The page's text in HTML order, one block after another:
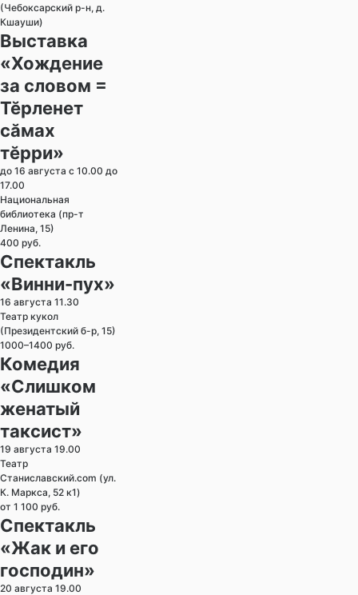
(Чебоксарский р-н, д.
Кшауши)
Выставка
«Хождение
за словом =
Тӗрленет
сӑмах
тӗрри»
до 16 августа с 10.00 до
17.00
Национальная
библиотека (пр-т
Ленина, 15)
400 руб.
Спектакль
«Винни-пух»
16 августа 11.30
Театр кукол
(Президентский б-р, 15)
1000–1400 руб.
Комедия
«Слишком
женатый
таксист»
19 августа 19.00
Театр
Станиславский.com (ул.
К. Маркса, 52 к1)
от 1 100 руб.
Спектакль
«Жак и его
господин»
20 августа 19.00